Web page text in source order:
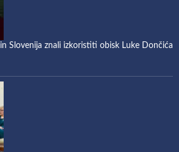
Slovenija znali izkoristiti obisk Luke Dončića